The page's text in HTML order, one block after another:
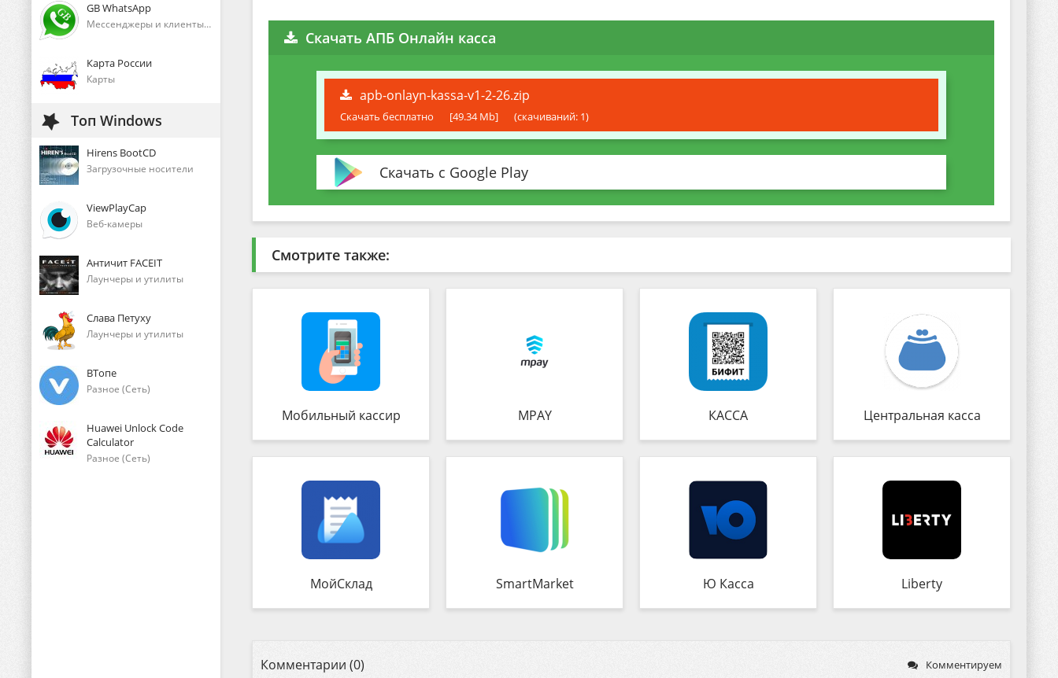
GB WhatsApp
Мессенджеры и клиенты голосового общения
Карта России
Карты
Топ Windows
Hirens BootCD
Загрузочные носители
ViewPlayCap
Веб-камеры
Античит FACEIT
Лаунчеры и утилиты
Слава Петуху
Лаунчеры и утилиты
ВТопе
Разное (Сеть)
Huawei Unlock Code
Calculator
Разное (Сеть)
Скачать АПБ Онлайн касса
apb-onlayn-kassa-v1-2-26.zip
Скачать бесплатно [49.34 Mb] (cкачиваний: 1)
Скачать с Google Play
Смотрите также:
Мобильный кассир MPAY КАССА Центральная касса
МойСклад SmartMarket Ю Касса Liberty
Комментарии (0) Комментируем